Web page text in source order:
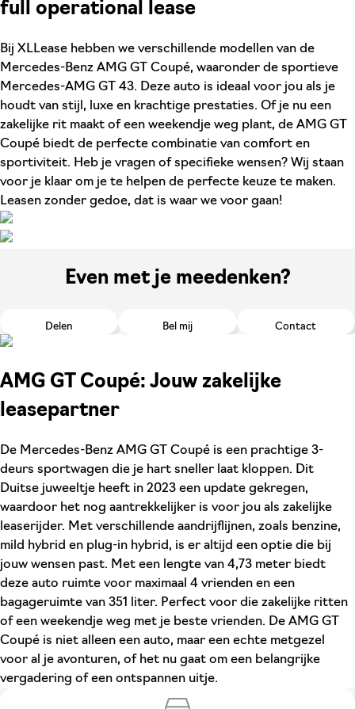
full operational lease
Bij XLLease hebben we verschillende modellen van de
Mercedes-Benz AMG GT Coupé, waaronder de sportieve
Mercedes-AMG GT 43. Deze auto is ideaal voor jou als je
houdt van stijl, luxe en krachtige prestaties. Of je nu een
zakelijke rit maakt of een weekendje weg plant, de AMG GT
Coupé biedt de perfecte combinatie van comfort en
sportiviteit. Heb je vragen of specifieke wensen? Wij staan
voor je klaar om je te helpen de perfecte keuze te maken.
Leasen zonder gedoe, dat is waar we voor gaan!
Even met je meedenken?
Delen Bel mij Contact
AMG GT Coupé: Jouw zakelijke
leasepartner
De Mercedes-Benz AMG GT Coupé is een prachtige 3-
deurs sportwagen die je hart sneller laat kloppen. Dit
Duitse juweeltje heeft in 2023 een update gekregen,
waardoor het nog aantrekkelijker is voor jou als zakelijke
leaserijder. Met verschillende aandrijflijnen, zoals benzine,
mild hybrid en plug-in hybrid, is er altijd een optie die bij
jouw wensen past. Met een lengte van 4,73 meter biedt
deze auto ruimte voor maximaal 4 vrienden en een
bagageruimte van 351 liter. Perfect voor die zakelijke ritten
of een weekendje weg met je beste vrienden. De AMG GT
Coupé is niet alleen een auto, maar een echte metgezel
voor al je avonturen, of het nu gaat om een belangrijke
vergadering of een ontspannen uitje.